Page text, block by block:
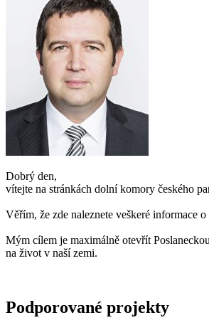
Dobrý den,
vítejte na stránkách dolní komory českého
Věřím, že zde naleznete veškeré informace
Mým cílem je maximálně otevřít
na život v naší zemi.
Podporované projekty